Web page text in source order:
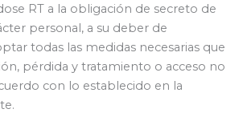
RT a la obligación de secreto de
personal, a su deber de
todas las medidas necesarias que
pérdida y tratamiento o acceso no
con lo establecido en la